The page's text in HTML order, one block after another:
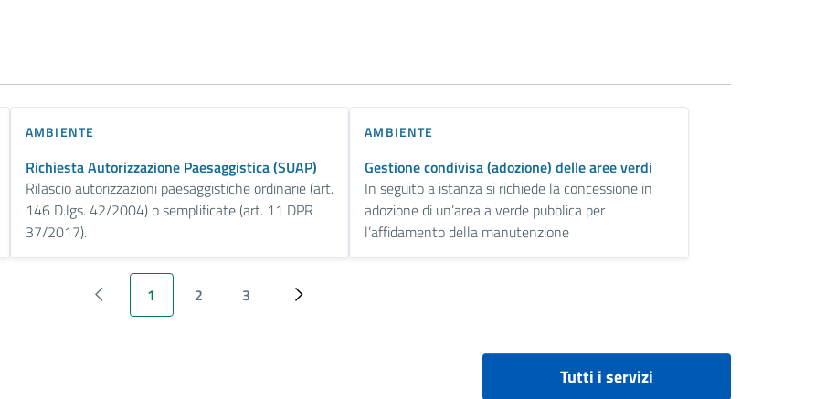
AMBIENTE
Richiesta Autorizzazione Paesaggistica (SUAP)
Rilascio autorizzazioni paesaggistiche ordinarie (art.
146 D.lgs. 42/2004) o semplificate (art. 11 DPR
37/2017).
AMBIENTE
Gestione condivisa (adozione) delle aree verdi
In seguito a istanza si richiede la concessione in
adozione di un’area a verde pubblica per
l’affidamento della manutenzione
‹ PreviousPagina attuale
1 Page
2 Page
3 Next ›
Tutti i servizi